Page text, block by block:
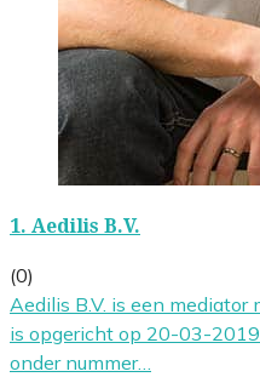
1. Aedilis B.V.
(0)
Aedilis B.V. is een
is opgericht op 20-03-
onder nummer…